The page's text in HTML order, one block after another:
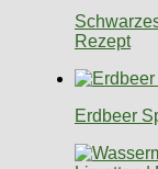
Rezept
Erdbeer